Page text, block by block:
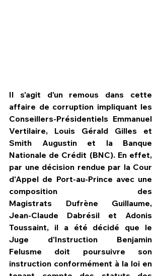
HPN Live
Il s'agit d'un remous dans cette
affaire de corruption impliquant les
Conseillers-Présidentiels Emmanuel
Vertilaire, Louis Gérald Gilles et
Smith Augustin et la Banque
Nationale de Crédit (BNC). En effet,
par une décision rendue par la Cour
d'Appel de Port-au-Prince avec une
composition des
Magistrats Dufrène Guillaume,
Jean-Claude Dabrésil et Adonis
Toussaint, il a été décidé que le
Juge d'Instruction Benjamin
Felusme doit poursuivre son
instruction conformément à la loi en